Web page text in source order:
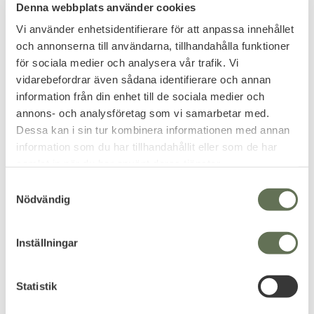
Denna webbplats använder cookies
Vi använder enhetsidentifierare för att anpassa innehållet
och annonserna till användarna, tillhandahålla funktioner
för sociala medier och analysera vår trafik. Vi
vidarebefordrar även sådana identifierare och annan
information från din enhet till de sociala medier och
annons- och analysföretag som vi samarbetar med.
Dessa kan i sin tur kombinera informationen med annan
information som du har tillhandahållit eller som de har
Nödvändig
Inställningar
Statistik
Add to favorites
PGD Alpha Protection
Vest DELTA IIIA +55J
market.
Add to favorites
Protector OV Skjortjacka
Ordningsvakt
bomull & 50% polyester.